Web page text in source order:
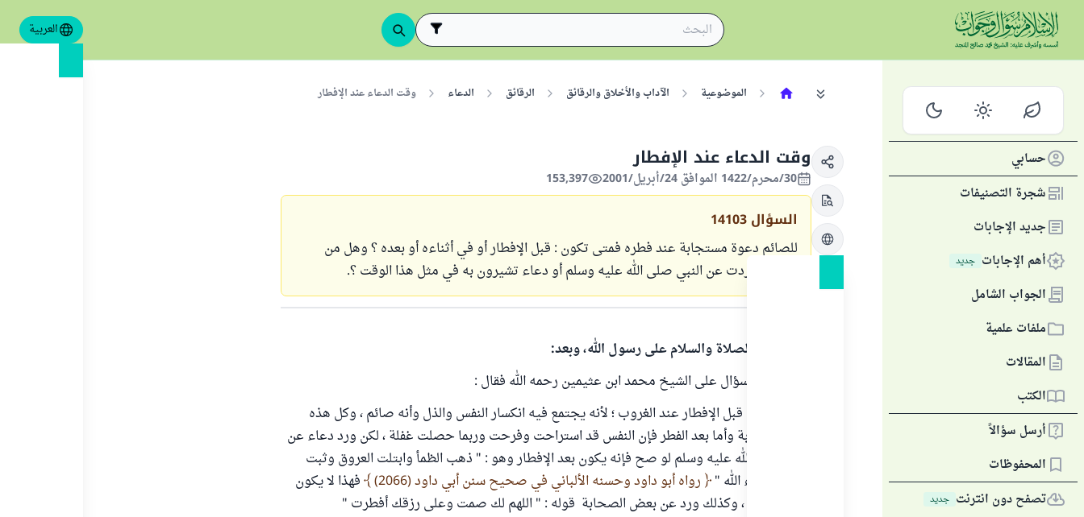
العربية
حسابي
شجرة التصنيفات
جديد الإجابات
أهم الإجابات جديد
الجواب الشامل
ملفات علمية
المقالات
الكتب
أرسل سؤالاً
المحفوظات
تصفح دون انترنت جديد
الموضوعية الآداب والأخلاق والرقائق الرقائق الدعاء وقت الدعاء عند الإفطار
وقت الدعاء عند الإفطار
30/محرم/1422 الموافق 24/أبريل/2001 153,397
السؤال 14103
للصائم دعوة مستجابة عند فطره فمتى تكون : قبل الإفطار أو في أثناءه أو بعده ؟ وهل من
دعوات وردت عن النبي صلى الله عليه وسلم أو دعاء تشيرون به في مثل هذا الوقت ؟.
الحمد لله والصلاة والسلام على رسول الله، وبعد:
عرض هذا السؤال على الشيخ محمد ابن عثيمين رحمه الله فقال :
الدعاء يكون قبل الإفطار عند الغروب ؛ لأنه يجتمع فيه انكسار النفس والذل وأنه صائم ، وكل هذه
أسباب للإجابة وأما بعد الفطر فإن النفس قد استراحت وفرحت وربما حصلت غفلة ، لكن ورد دعاء عن
النبي صلى الله عليه وسلم لو صح فإنه يكون بعد الإفطار وهو : " ذهب الظمأ وابتلت العروق وثبت
الأجر إن شاء الله "
رواه أبو داود وحسنه الألباني في صحيح سنن أبي داود (2066)
فهذا لا يكون
إلا بعد الفطر ، وكذلك ورد عن بعض الصحابة قوله : " اللهم لك صمت وعلى رزقك أفطرت "